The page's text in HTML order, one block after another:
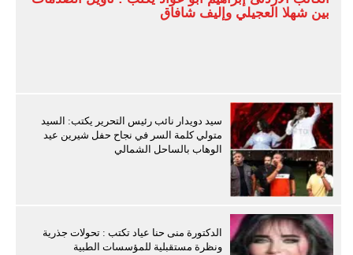
بين شهلا العجيلي وإليف شافاق
سيد دويدار نائب رئيس التحرير يكتب: السيد
متولي كلمة السر في نجاح حفل شيرين عيد
الوهاب بالساحل الشمالي
الدكتورة منى حنا عياد تكتب : تحولات جذرية
ونظرة مستقبلية للمؤسسات الطبية